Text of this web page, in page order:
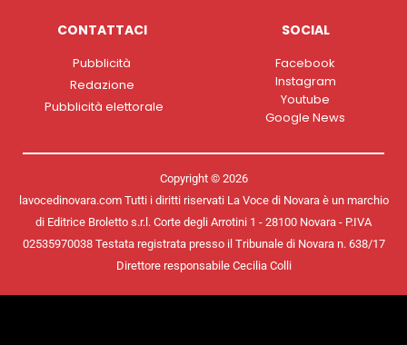
CONTATTACI
Pubblicità
Redazione
Pubblicità elettorale
SOCIAL
Facebook
Instagram
Youtube
Google News
Copyright © 2026
lavocedinovara.com Tutti i diritti riservati La Voce di Novara è un marchio
di Editrice Broletto s.r.l. Corte degli Arrotini 1 - 28100 Novara - P.IVA
02535970038 Testata registrata presso il Tribunale di Novara n. 638/17
Direttore responsabile Cecilia Colli